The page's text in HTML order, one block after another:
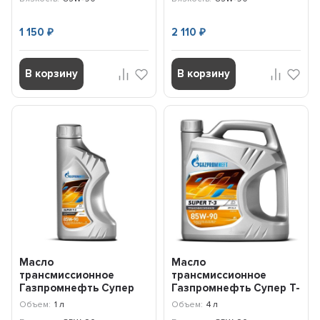
1 150₽
В корзину
2 110 ₽
В корзину
Масло
трансмиссионное
Газпромнефть Супер
Т-3 85W-90 GL-5 (1л)
Объем: 1 л
Масло
трансмиссионное
Газпромнефть Супер T-
3 85W-90 GL-5 (4л)
Объем: 4 л